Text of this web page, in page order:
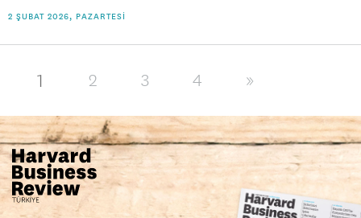
2 ŞUBAT 2026, PAZARTESI
1 2 3 4 »